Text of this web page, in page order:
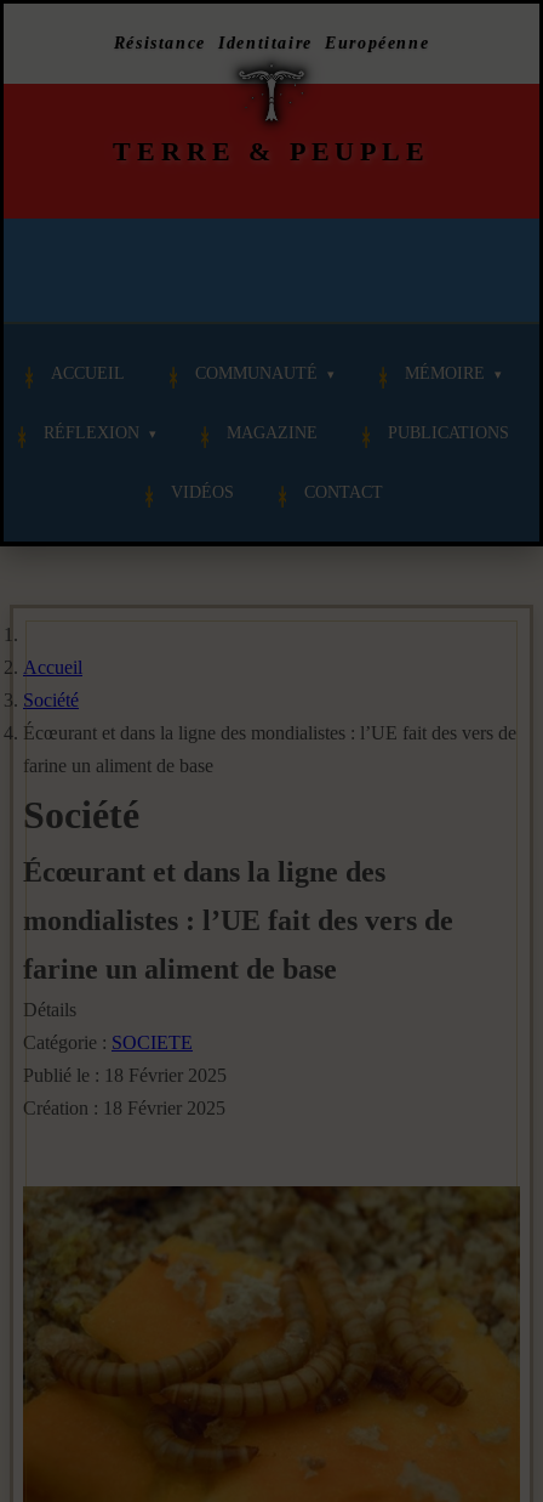
Résistance Identitaire Européenne
TERRE & PEUPLE
ACCUEIL COMMUNAUTÉ MÉMOIRE
RÉFLEXION MAGAZINE PUBLICATIONS
VIDÉOS CONTACT
Accueil
Société
Écœurant et dans la ligne des mondialistes : l’UE fait des vers de
farine un aliment de base
Société
Écœurant et dans la ligne des
mondialistes : l’UE fait des vers de
farine un aliment de base
Détails
Catégorie : SOCIETE
Publié le : 18 Février 2025
Création : 18 Février 2025